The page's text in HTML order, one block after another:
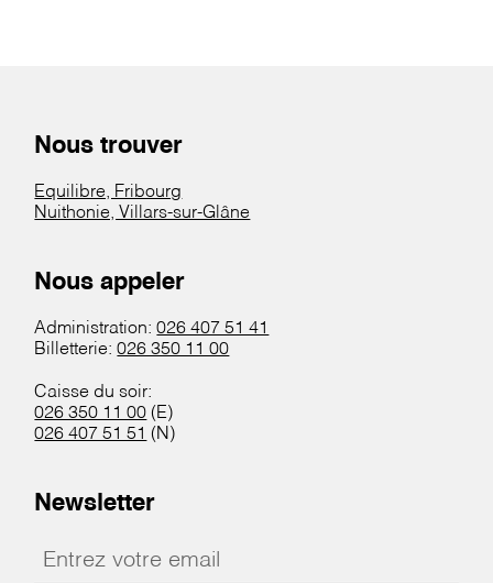
Nous trouver
Equilibre, Fribourg
Nuithonie, Villars-sur-Glâne
Nous appeler
Administration:026 407 51 41
Billetterie:026 350 11 00
Caisse du soir:
026 350 11 00 (E)
026 407 51 51 (N)
Newsletter